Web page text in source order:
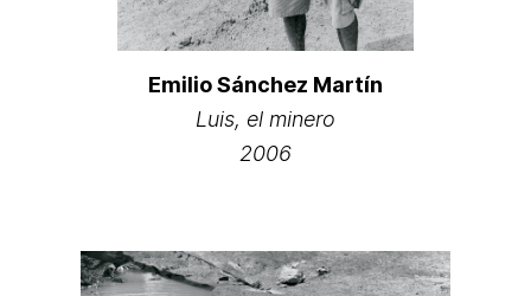
Emilio Sánchez Martín
Luis, el minero
2006